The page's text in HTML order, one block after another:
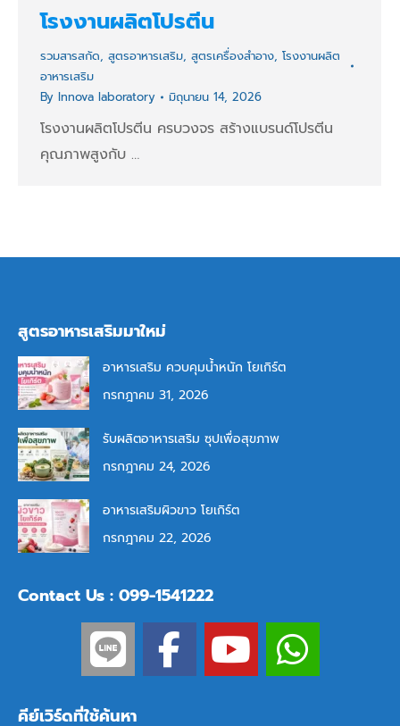
โรงงานผลิตโปรตีน
รวมสารสกัด, สูตรอาหารเสริม, สูตรเครื่องสำอาง, โรงงานผลิต
อาหารเสริม
By Innova laboratory มิถุนายน 14, 2026
โรงงานผลิตโปรตีน ครบวงจร สร้างแบรนด์โปรตีน
คุณภาพสูงกับ …
สูตรอาหารเสริมมาใหม่
อาหารเสริม ควบคุมน้ำหนัก โยเกิร์ต
กรกฎาคม 31, 2026
รับผลิตอาหารเสริม ซุปเพื่อสุขภาพ
กรกฎาคม 24, 2026
อาหารเสริมผิวขาว โยเกิร์ต
กรกฎาคม 22, 2026
Contact Us : 099-1541222
คีย์เวิร์ดที่ใช้ค้นหา